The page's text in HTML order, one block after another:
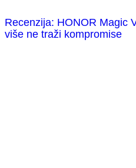
Recenzija: HONOR Magic
više ne traži kompromise